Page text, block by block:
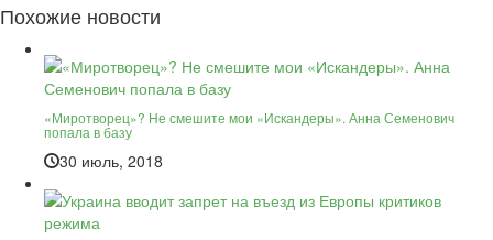
Похожие новости
«Миротворец»? Не смешите мои «Искандеры». Анна Семенович
попала в базу
30 июль, 2018